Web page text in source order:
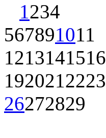
1234
567891011
1213141516
1920212223
26272829